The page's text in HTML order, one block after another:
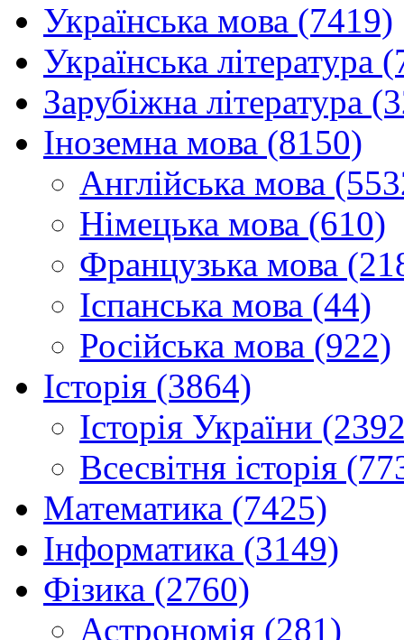
Українська мова (7419)
Українська література
Зарубіжна література
Іноземна мова (8150)
Англійська мова
Німецька мова (610)
Французька мова
Іспанська мова (44)
Російська мова (922)
Історія (3864)
Історія України
Всесвітня історія
Математика (7425)
Інформатика (3149)
Фізика (2760)
Астрономія (281)